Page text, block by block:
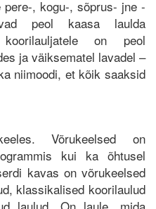
pere-, kogu-, sõprus- jne -
peol kaasa laulda
on peol
ja väiksematel lavadel –
niimoodi, et kõik saaksid
Võrukeelsed on
kui ka õhtusel
kavas on võrukeelsed
klassikalised koorilaulud